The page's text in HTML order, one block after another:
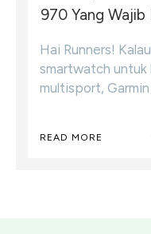
970 Yang Wajib
Hai Runners!
smartwatch
multisport,
READ MORE